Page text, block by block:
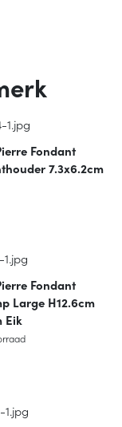
Fondant
7.3x6.2cm
Fondant
Large H12.6cm
Eik